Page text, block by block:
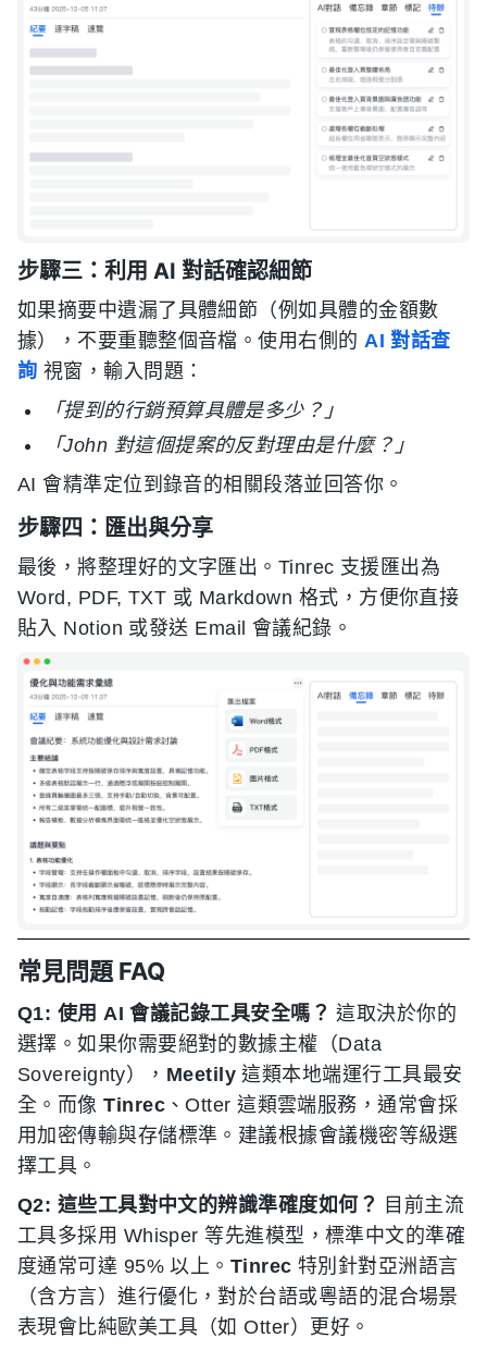
步驟三：利用 AI 對話確認細節
如果摘要中遺漏了具體細節（例如具體的金額數
據），不要重聽整個音檔。使用右側的 AI 對話查
詢 視窗，輸入問題：
「提到的行銷預算具體是多少？」
「John 對這個提案的反對理由是什麼？」
AI 會精準定位到錄音的相關段落並回答你。
步驟四：匯出與分享
最後，將整理好的文字匯出。Tinrec 支援匯出為
Word, PDF, TXT 或 Markdown 格式，方便你直接
貼入 Notion 或發送 Email 會議紀錄。
常見問題 FAQ
Q1: 使用 AI 會議記錄工具安全嗎？ 這取決於你的
選擇。如果你需要絕對的數據主權（Data
Sovereignty）， Meetily 這類本地端運行工具最安
全。而像Tinrec、Otter 這類雲端服務，通常會採
用加密傳輸與存儲標準。建議根據會議機密等級選
擇工具。
Q2: 這些工具對中文的辨識準確度如何？
目前主流
工具多採用 Whisper 等先進模型，標準中文的準確
度通常可達 95% 以上。 Tinrec 特別針對亞洲語言
（含方言）進行優化，對於台語或粵語的混合場景
表現會比純歐美工具（如 Otter）更好。